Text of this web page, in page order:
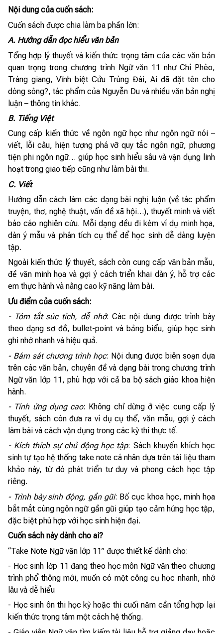
Nội dung của cuốn sách:
Cuốn sách được chia làm ba phần lớn:
A. Hướng dẫn đọc hiểu văn bản
Tổng hợp lý thuyết và kiến thức trọng tâm của các văn bản
quan trọng trong chương trình Ngữ văn 11 như Chí Phèo,
Tràng giang, Vĩnh biệt Cửu Trùng Đài, Ai đã đặt tên cho
dòng sông?, tác phẩm của Nguyễn Du và nhiều văn bản nghị
luận – thông tin khác.
B. Tiếng Việt
Cung cấp kiến thức về ngôn ngữ học như ngôn ngữ nói –
viết, lỗi câu, hiện tượng phá vỡ quy tắc ngôn ngữ, phương
tiện phi ngôn ngữ… giúp học sinh hiểu sâu và vận dụng linh
hoạt trong giao tiếp cũng như làm bài thi.
C. Viết
Hướng dẫn cách làm các dạng bài nghị luận (về tác phẩm
truyện, thơ, nghệ thuật, vấn đề xã hội…), thuyết minh và viết
báo cáo nghiên cứu. Mỗi dạng đều đi kèm ví dụ minh họa,
dàn ý mẫu và phân tích cụ thể để học sinh dễ dàng luyện
tập.
Ngoài kiến thức lý thuyết, sách còn cung cấp văn bản mẫu,
đề văn minh họa và gợi ý cách triển khai dàn ý, hỗ trợ các
em thực hành và nâng cao kỹ năng làm bài.
Ưu điểm của cuốn sách:
- Tóm tắt súc tích, dễ nhớ: Các nội dung được trình bày
theo dạng sơ đồ, bullet-point và bảng biểu, giúp học sinh
ghi nhớ nhanh và hiệu quả.
- Bám sát chương trình học: Nội dung được biên soạn dựa
trên các văn bản, chuyên đề và dạng bài trong chương trình
Ngữ văn lớp 11, phù hợp với cả ba bộ sách giáo khoa hiện
hành.
- Tính ứng dụng cao: Không chỉ dừng ở việc cung cấp lý
thuyết, sách còn đưa ra ví dụ cụ thể, văn mẫu, gợi ý cách
làm bài và cách vận dụng trong các kỳ thi thực tế.
- Kích thích sự chủ động học tập: Sách khuyến khích học
sinh tự tạo hệ thống take note cá nhân dựa trên tài liệu tham
khảo này, từ đó phát triển tư duy và phong cách học tập
riêng.
- Trình bày sinh động, gần gũi: Bố cục khoa học, minh họa
bắt mắt cùng ngôn ngữ gần gũi giúp tạo cảm hứng học tập,
đặc biệt phù hợp với học sinh hiện đại.
Cuốn sách này dành cho ai?
“Take Note Ngữ văn lớp 11” được thiết kế dành cho:
- Học sinh lớp 11 đang theo học môn Ngữ văn theo chương
trình phổ thông mới, muốn có một công cụ học nhanh, nhớ
lâu và dễ hiểu
- Học sinh ôn thi học kỳ hoặc thi cuối năm cần tổng hợp lại
kiến thức trọng tâm một cách hệ thống.